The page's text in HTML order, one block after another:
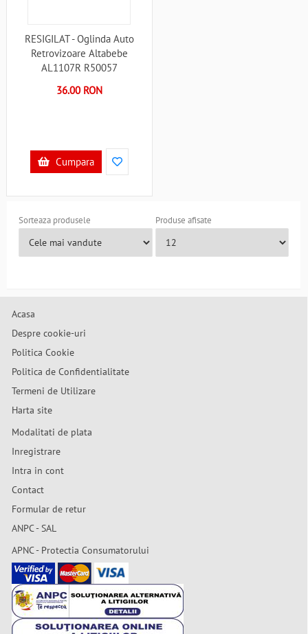
RESIGILAT - Oglinda Auto
Retrovizoare Altabebe
AL1107R R50057
36.00 RON
Cumpara
Sorteaza produsele Produse afisate
Acasa
Despre cookie-uri
Politica Cookie
Politica de Confidentialitate
Termeni de Utilizare
Harta site
Modalitati de plata
Inregistrare
Intra in cont
Contact
Formular de retur
ANPC - SAL
APNC - Protectia Consumatorului